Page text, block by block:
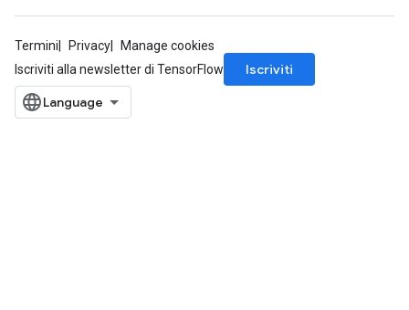
Termini Privacy
Manage cookies
Iscriviti alla newsletter di TensorFlow
Iscriviti